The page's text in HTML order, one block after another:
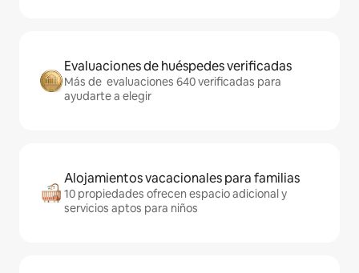
Evaluaciones de huéspedes verificadas
Más de evaluaciones 640 verificadas para
ayudarte a elegir
Alojamientos vacacionales para familias
10 propiedades ofrecen espacio adicional y
servicios aptos para niños